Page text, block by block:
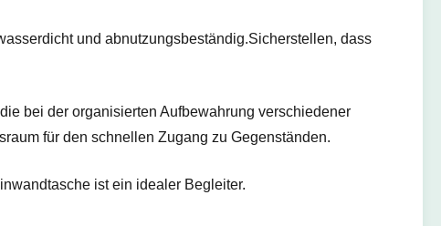
und abnutzungsbeständig.Sicherstellen, dass
bei der organisierten Aufbewahrung verschiedener
für den schnellen Zugang zu Gegenständen.
ist ein idealer Begleiter.